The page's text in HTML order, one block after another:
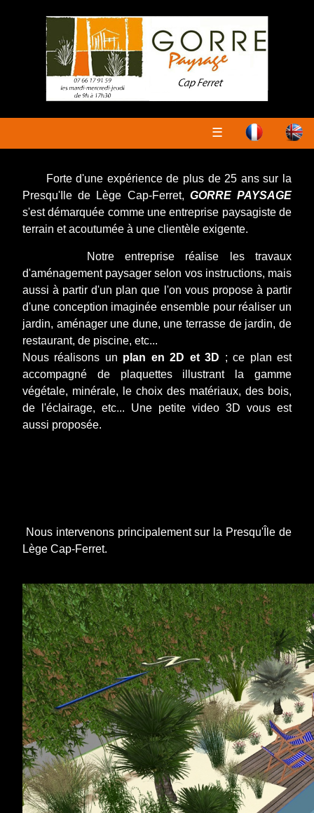
☰
Forte d'une expérience de plus de 25 ans sur la
Presqu'Ile de Lège Cap-Ferret, GORRE PAYSAGE
s'est démarquée comme une entreprise paysagiste de
terrain et acoutumée à une clientèle exigente.
Notre entreprise réalise les travaux
d'aménagement paysager selon vos instructions, mais
aussi à partir d'un plan que l'on vous propose à partir
d'une conception imaginée ensemble pour réaliser un
jardin, aménager une dune, une terrasse de jardin, de
restaurant, de piscine, etc...
Nous réalisons un plan en 2D et 3D ; ce plan est
accompagné de plaquettes illustrant la gamme
végétale, minérale, le choix des matériaux, des bois,
de l'éclairage, etc... Une petite video 3D vous est
aussi proposée.
Nous intervenons principalement sur la Presqu'Île de
Lège Cap-Ferret.